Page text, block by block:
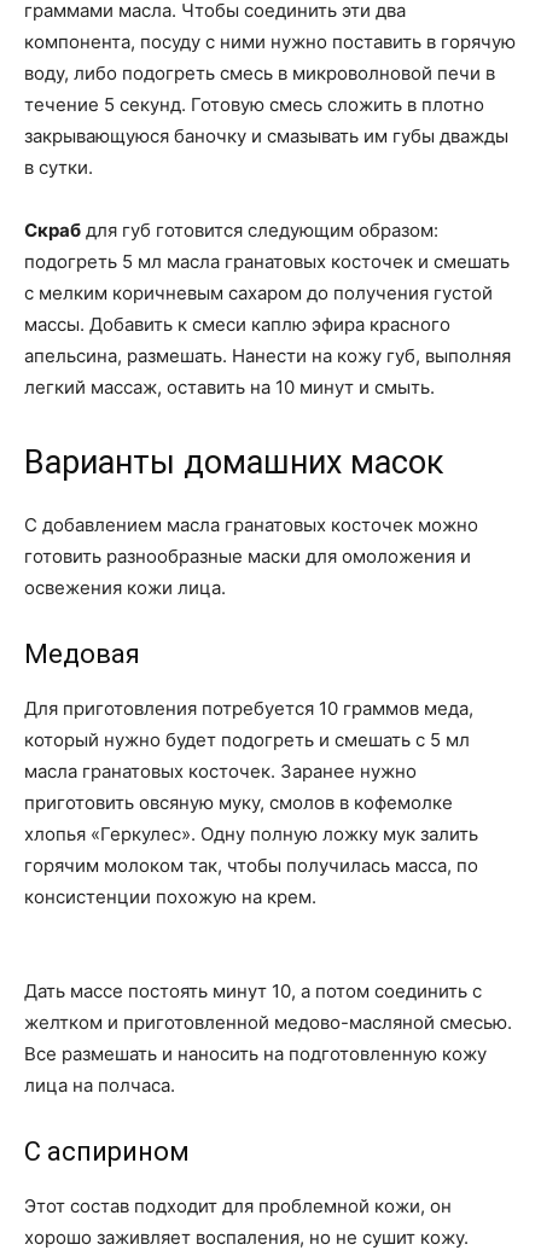
граммами масла. Чтобы соединить эти два
компонента, посуду с ними нужно поставить в горячую
воду, либо подогреть смесь в микроволновой печи в
течение 5 секунд. Готовую смесь сложить в плотно
закрывающуюся баночку и смазывать им губы дважды
в сутки.
Скраб для губ готовится следующим образом:
подогреть 5 мл масла гранатовых косточек и смешать
с мелким коричневым сахаром до получения густой
массы. Добавить к смеси каплю эфира красного
апельсина, размешать. Нанести на кожу губ, выполняя
легкий массаж, оставить на 10 минут и смыть.
Варианты домашних масок
С добавлением масла гранатовых косточек можно
готовить разнообразные маски для омоложения и
освежения кожи лица.
Медовая
Для приготовления потребуется 10 граммов меда,
который нужно будет подогреть и смешать с 5 мл
масла гранатовых косточек. Заранее нужно
приготовить овсяную муку, смолов в кофемолке
хлопья «Геркулес». Одну полную ложку мук залить
горячим молоком так, чтобы получилась масса, по
консистенции похожую на крем.
Дать массе постоять минут 10, а потом соединить с
желтком и приготовленной медово-масляной смесью.
Все размешать и наносить на подготовленную кожу
лица на полчаса.
С аспирином
Этот состав подходит для проблемной кожи, он
хорошо заживляет воспаления, но не сушит кожу.